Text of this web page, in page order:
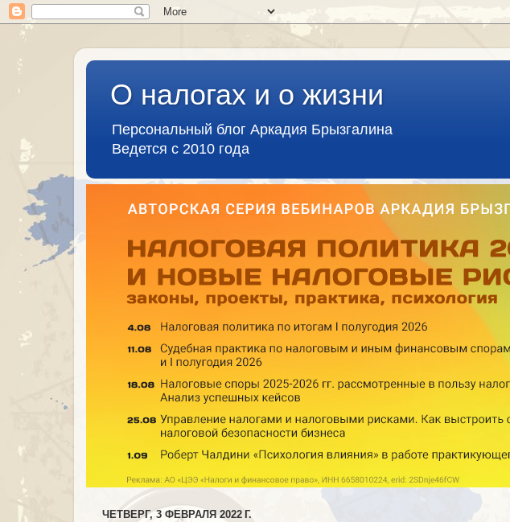
О налогах и о жизни
Персональный блог Аркадия Брызгалина
Ведется с 2010 года
ЧЕТВЕРГ, 3 ФЕВРАЛЯ 2022 Г.